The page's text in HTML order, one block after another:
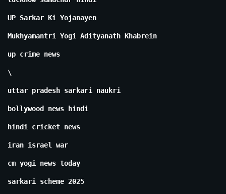
UP Sarkar Ki Yojanayen
Mukhyamantri Yogi Adityanath Khabrein
up crime news
\
uttar pradesh sarkari naukri
bollywood news hindi
hindi cricket news
iran israel war
cm yogi news today
sarkari scheme 2025